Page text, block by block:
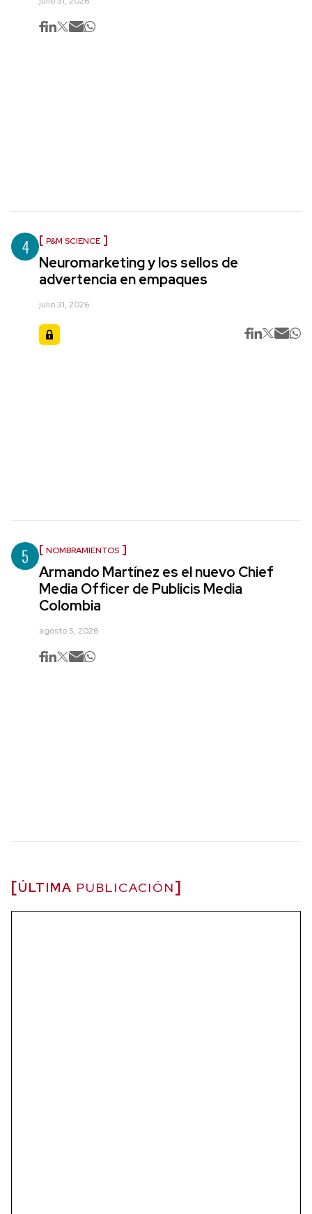
4 P&M SCIENCE
Neuromarketing y los sellos de
advertencia en empaques
julio 31, 2026
5 NOMBRAMIENTOS
Armando Martínez es el nuevo Chief
Media Officer de Publicis Media
Colombia
agosto 5, 2026
ÚLTIMA PUBLICACIÓN